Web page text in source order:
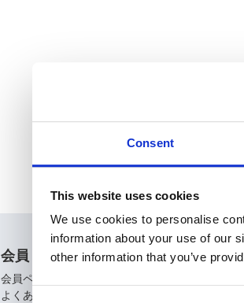
Consent
This website uses cookies
We use cookies to personalise
information about your use of our
other information that you’ve
会員
会員ページ
よくあるご質問（FAQ）